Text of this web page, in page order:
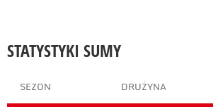
STATYSTYKI SUMY
SEZON DRUŻYNA